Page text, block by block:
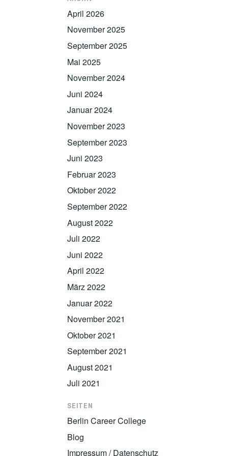
April 2026
November 2025
September 2025
Mai 2025
November 2024
Juni 2024
Januar 2024
November 2023
September 2023
Juni 2023
Februar 2023
Oktober 2022
September 2022
August 2022
Juli 2022
Juni 2022
April 2022
März 2022
Januar 2022
November 2021
Oktober 2021
September 2021
August 2021
Juli 2021
SEITEN
Berlin Career College
Blog
Impressum / Datenschutz